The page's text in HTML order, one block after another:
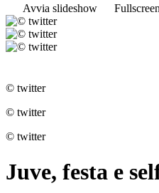
Avvia slideshow
Fullscreen
© twitter
© twitter
© twitter
Juve, festa e